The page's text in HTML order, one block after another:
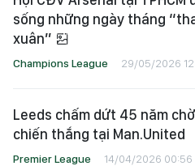
sống những ngày tháng
xuân”
Champions League 29/05/2026
Leeds chấm dứt 45 năm
chiến thắng tại Man.United
Premier League 14/04/2026 00:56